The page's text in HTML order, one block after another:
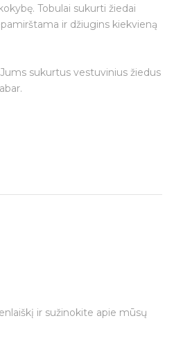
Tobulai sukurti žiedai
ir džiugins kiekvieną
sukurtus vestuvinius žiedus
ir sužinokite apie mūsų